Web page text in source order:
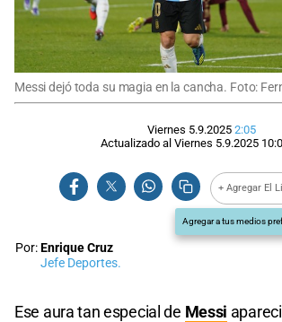
Messi dejó toda su magia en la cancha. Foto:
Viernes 5.9.2025 2:05
Actualizado al Viernes 5.9.2025
+ Agregar El
Agregar a tus medios
Por:Enrique Cruz
Jefe Deportes.
Ese aura tan especial de Messi